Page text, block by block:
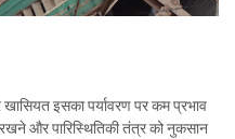
इसका पर्यावरण पर कम प्रभाव
और पारिस्थितिकी तंत्र को नुकसान